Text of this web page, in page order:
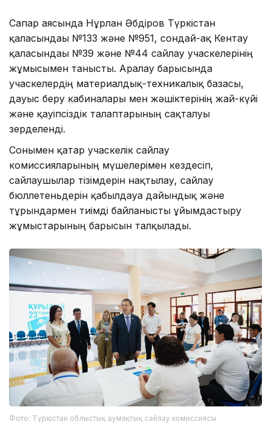
Сапар аясында Нұрлан Әбдіров Түркістан
қаласындағы №133 және №951, сондай-ақ Кентау
қаласындағы №39 және №44 сайлау учаскелерінің
жұмысымен танысты. Аралау барысында
учаскелердің материалдық-техникалық базасы,
дауыс беру кабиналары мен жәшіктерінің жай-күйі
және қауіпсіздік талаптарының сақталуы
зерделенді.
Сонымен қатар учаскелік сайлау
комиссияларының мүшелерімен кездесіп,
сайлаушылар тізімдерін нақтылау, сайлау
бюллетеньдерін қабылдауға дайындық және
тұрғындармен тиімді байланысты ұйымдастыру
жұмыстарының барысын талқылады.
Фото: Түркістан облыстық аумақтық сайлау комиссиясы